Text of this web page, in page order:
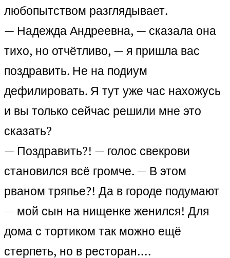
любопытством разглядывает.
— Надежда Андреевна, — сказала она
тихо, но отчётливо, — я пришла вас
поздравить. Не на подиум
дефилировать. Я тут уже час нахожусь
и вы только сейчас решили мне это
сказать?
— Поздравить?! — голос свекрови
становился всё громче. — В этом
рваном тряпье?! Да в городе подумают
— мой сын на нищенке женился! Для
дома с тортиком так можно ещё
стерпеть, но в ресторан….